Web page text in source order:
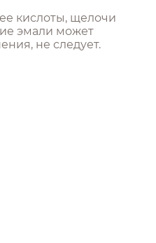
кислоты, щелочи
эмали может
не следует.